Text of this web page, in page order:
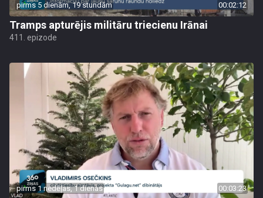
pirms 5 dienām, 19 stundām 00:02:12
Tramps apturējis militāru triecienu Irānai
411. epizode
pirms 1 nedēļas, 1 dienas 00:03:23